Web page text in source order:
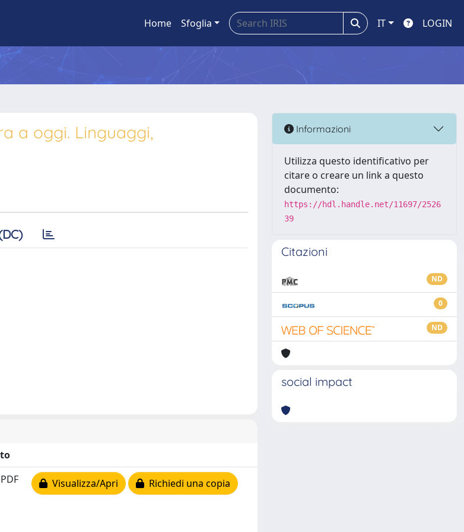
Home Sfoglia IT LOGIN
a oggi. Linguaggi,
Visualizza/Apri Richiedi una copia
Informazioni
Utilizza questo identificativo per
citare o creare un link a questo
documento:
https://hdl.handle.net/11697/2526
39
Citazioni
ND
0
ND
social impact